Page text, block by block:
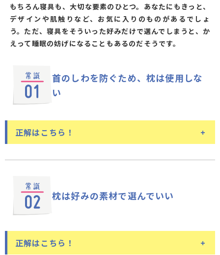
もちろん寝具も、大切な要素のひとつ。あなたにもきっと、
デザインや肌触りなど、お気に入りのものがあるでしょ
う。ただ、寝具をそういった好みだけで選んでしまうと、か
えって睡眠の妨げになることもあるのだそうです。
首のしわを防ぐため、 枕は使用しな
い
正解はこちら！
枕は必要。使わないことでもしわ
高過ぎる枕は、首にしわができる原因になることもあ
も、首の後ろ側のしわになる可能性があります。加え
て、睡眠の妨げや、肩こりや首の痛みにもつながりま
枕は好みの素材で選んでいい
正解はこちら！